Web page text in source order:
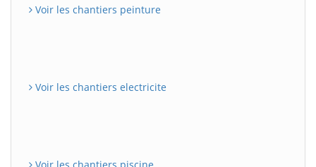
Voir les chantiers peinture
Voir les chantiers electricite
Voir les chantiers piscine